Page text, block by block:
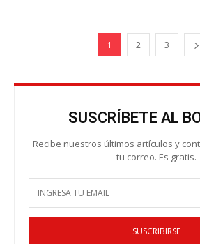
1 2 3
SUSCRÍBETE AL
Recibe nuestros últimos artículos y
tu correo. Es gratis.
SUSCRIBIRSE